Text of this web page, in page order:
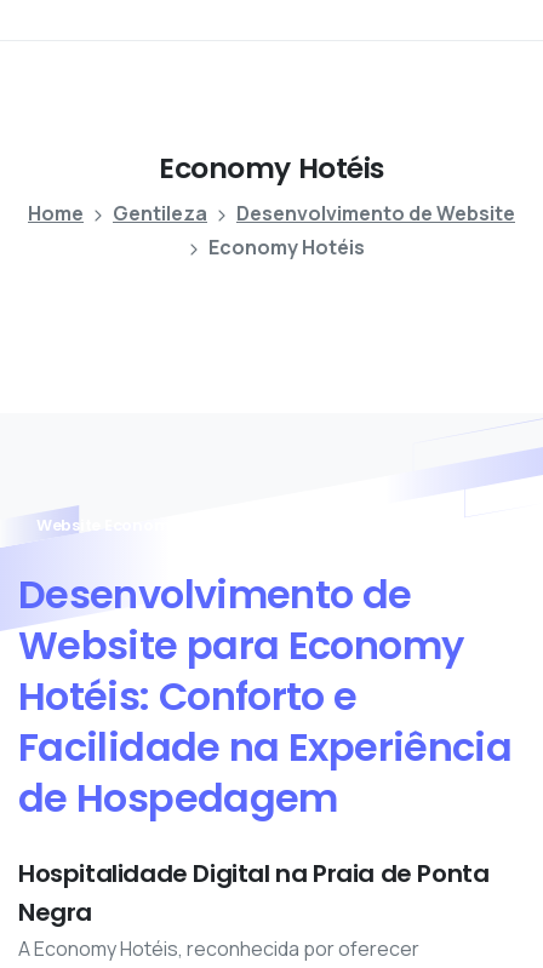
Economy Hotéis
Home Gentileza
Desenvolvimento de Website
Economy Hotéis
Website Economy Hotéis
Desenvolvimento de
Website para Economy
Hotéis: Conforto e
Facilidade na Experiência
de Hospedagem
Hospitalidade Digital na Praia de Ponta
Negra
A Economy Hotéis, reconhecida por oferecer